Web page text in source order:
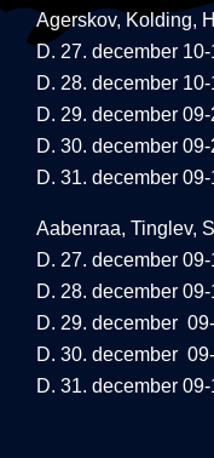
Agerskov, Kolding,
D. 27. december
D. 28. december
D. 29. december
D. 30. december
D. 31. december
Aabenraa, Tinglev,
D. 27. december
D. 28. december
D. 29. december
D. 30. december
D. 31. december